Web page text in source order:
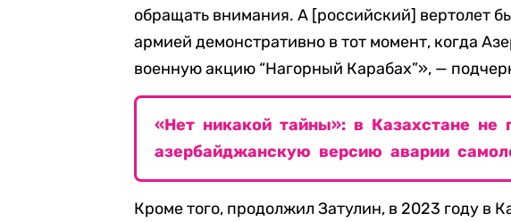
обращать внимания. А [российский] вертолет
армией демонстративно в тот момент, когда
военную акцию “Нагорный Карабах”», —
«Нет никакой тайны»: в Казахстане не
азербайджанскую версию аварии
Кроме того, продолжил Затулин, в 2023 году в